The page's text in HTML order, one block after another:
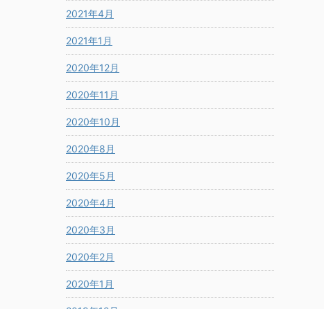
2021年4月
2021年1月
2020年12月
2020年11月
2020年10月
2020年8月
2020年5月
2020年4月
2020年3月
2020年2月
2020年1月